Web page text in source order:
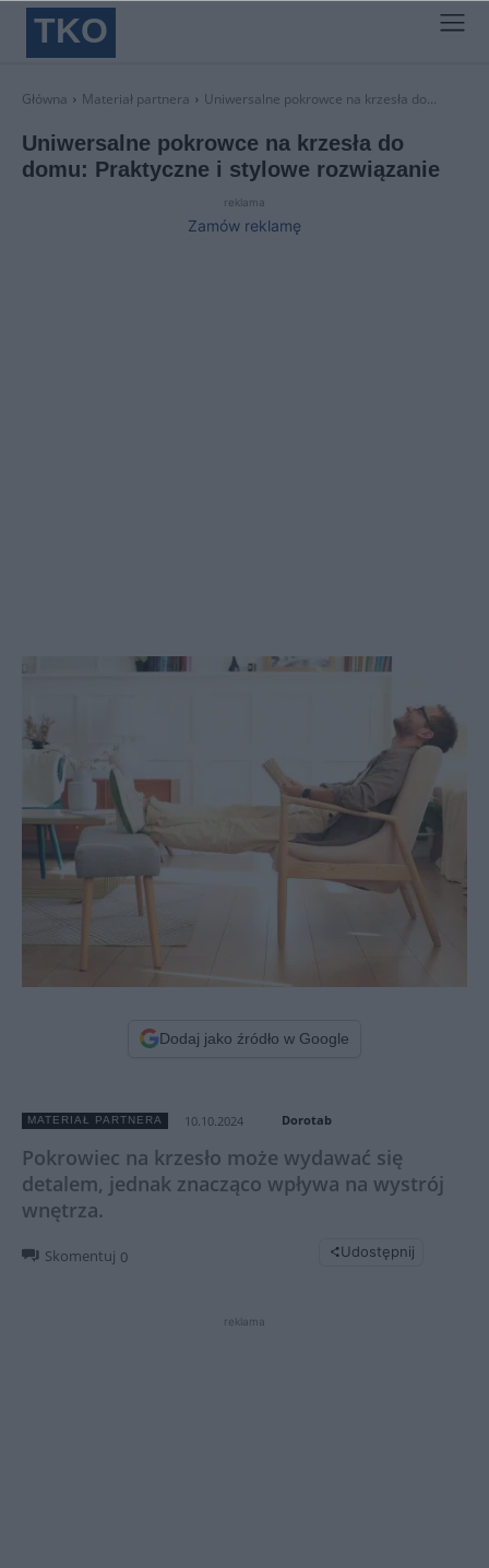
TKO
Główna Materiał partnera Uniwersalne pokrowce na krzesła do...
Uniwersalne pokrowce na krzesła do
domu: Praktyczne i stylowe rozwiązanie
reklama
Zamów reklamę
Dodaj jako źródło w Google
MATERIAŁ PARTNERA 10.10.2024 Dorotab
Pokrowiec na krzesło może wydawać się
detalem, jednak znacząco wpływa na wystrój
wnętrza.
Skomentuj 0 Udostępnij
reklama